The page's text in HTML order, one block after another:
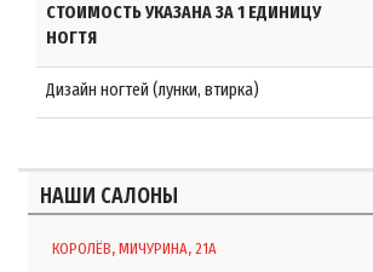
СТОИМОСТЬ УКАЗАНА ЗА 1 ЕДИНИЦУ
НОГТЯ
Дизайн ногтей (лунки, втирка)
НАШИ САЛОНЫ
КОРОЛЁВ, МИЧУРИНА, 21А